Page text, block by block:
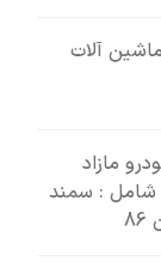
دستگاه ماشین آلات
خودرو مازاد
شامل : سمند